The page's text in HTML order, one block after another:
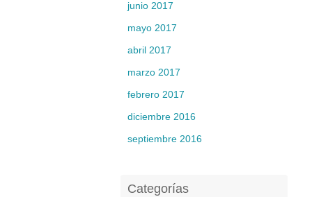
junio 2017
mayo 2017
abril 2017
marzo 2017
febrero 2017
diciembre 2016
septiembre 2016
Categorías